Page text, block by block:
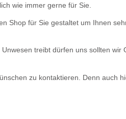
wie immer gerne für Sie.
Shop für Sie gestaltet um Ihnen
treibt dürfen uns sollten wir
zu kontaktieren. Denn auch